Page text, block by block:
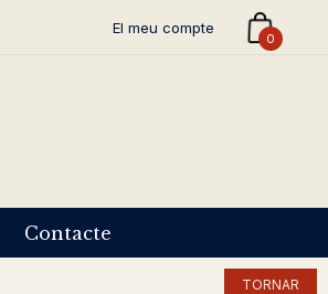
El meu compte
0
Contacte
TORNAR